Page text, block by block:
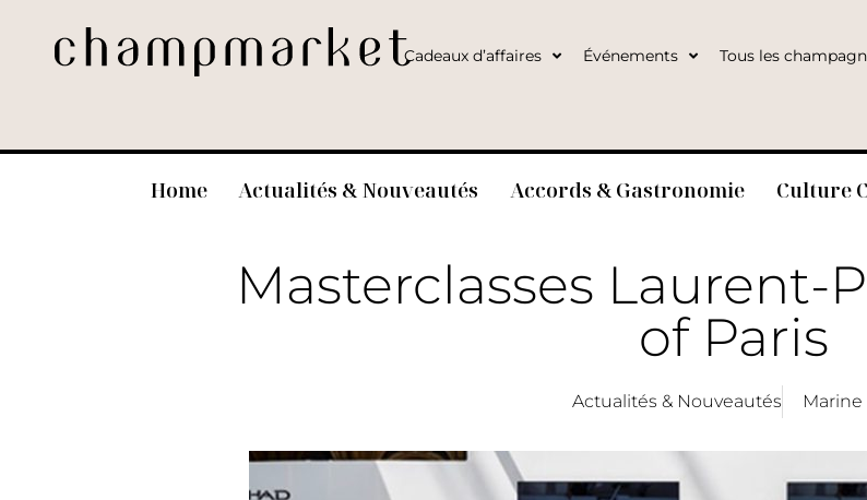
Cadeaux d’affaires Événements Tous les
Home Actualités & Nouveautés Accords & Gastronomie Culture
Masterclasses Laurent-
of Paris
Actualités & Nouveautés